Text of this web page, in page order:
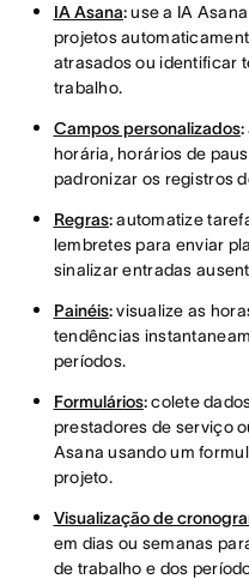
IA Asana:use a IA
projetos
atrasados ou identificar
trabalho.
Campos personalizados:
horária, horários de
padronizar os registros
Regras:automatize
lembretes para enviar
sinalizar entradas
Painéis:visualize as
tendências
períodos.
Formulários:colete
prestadores de serviço
Asana usando um
projeto.
Visualização de
em dias ou semanas
de trabalho e dos